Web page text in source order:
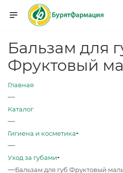
Бальзам для
Фруктовый
Главная
—
Каталог
—
Гигиена и косметика
—
Уход за губами
—Бальзам для губ Фруктовый